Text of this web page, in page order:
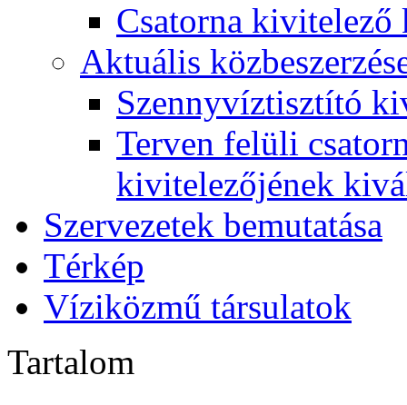
Csatorna kivitelező
Aktuális
Szennyvíztisztító
Terven felüli
kivitelezőjének
Szervezetek bemutatása
Térkép
Víziközmű társulatok
Tartalom